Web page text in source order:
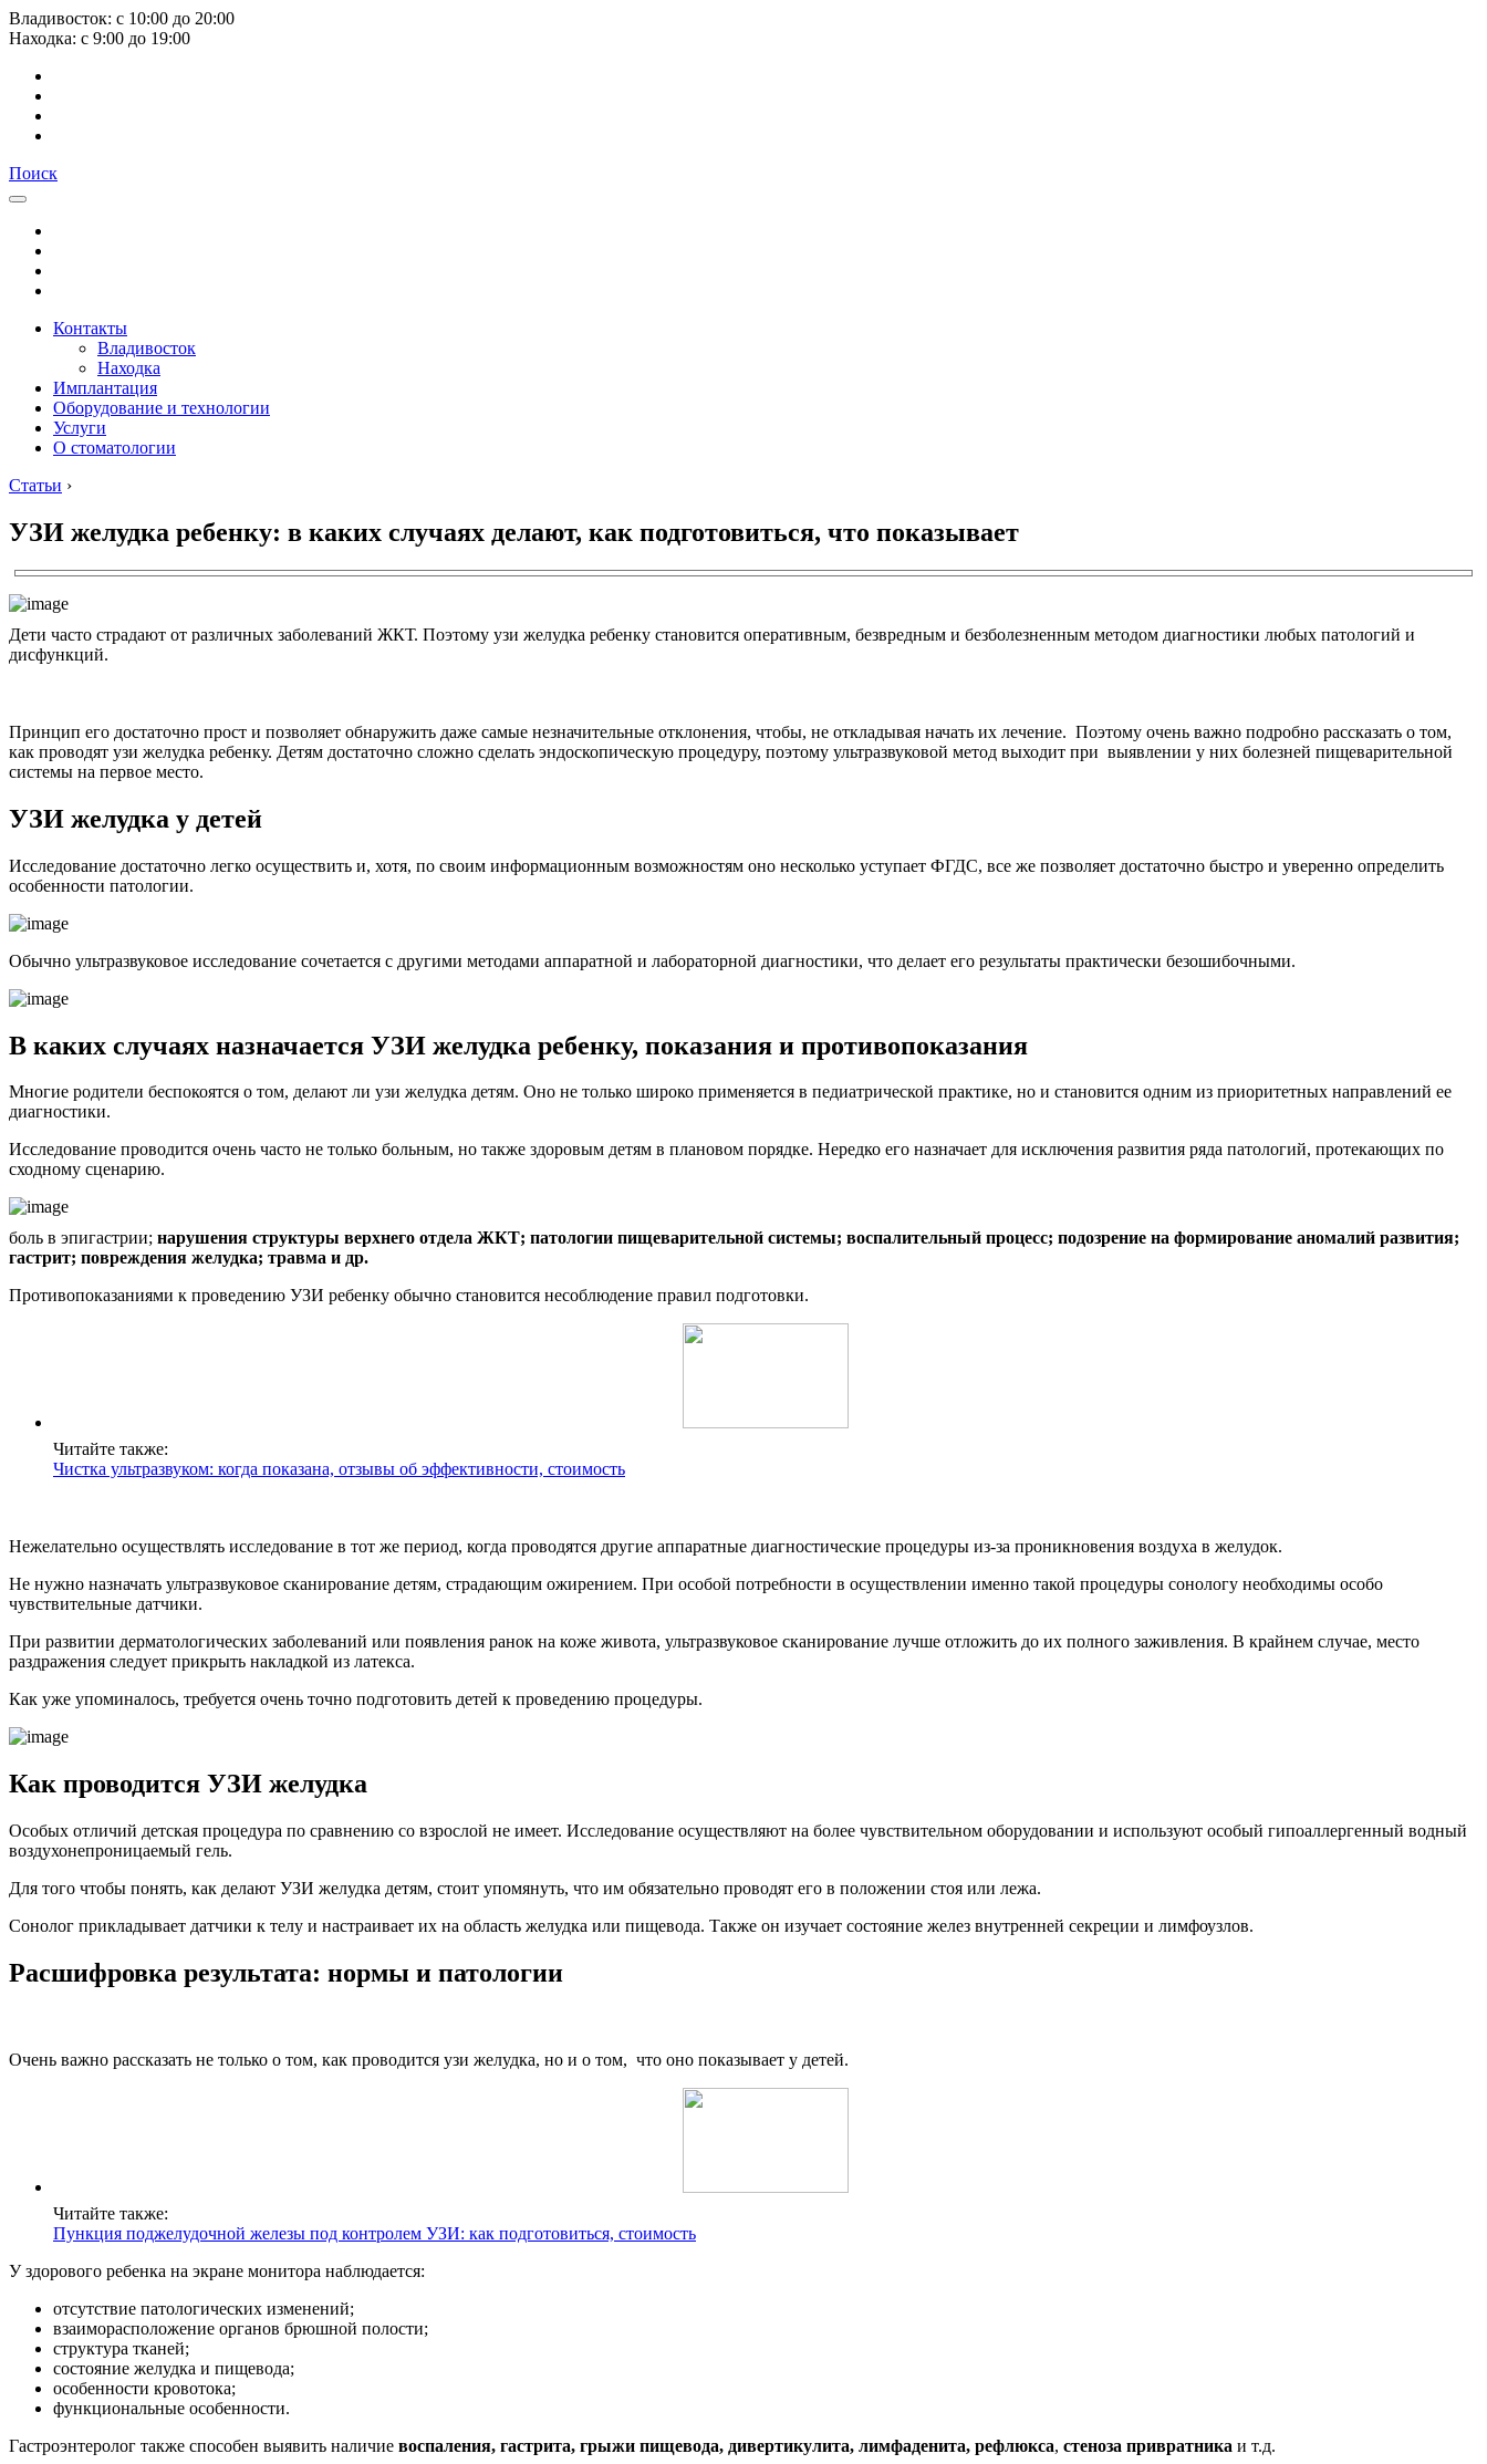
Владивосток: с 10:00 до 20:00
Находка: с 9:00 до 19:00
Поиск
Контакты
Владивосток
Находка
Имплантация
Оборудование и технологии
Услуги
О стоматологии
Статьи ›
УЗИ желудка ребенку: в каких случаях делают, как подготовиться, что показывает
Дети часто страдают от различных заболеваний ЖКТ. Поэтому узи желудка ребенку становится оперативным, безвредным и безболезненным методом диагностики любых патологий и
дисфункций.
Принцип его достаточно прост и позволяет обнаружить даже самые незначительные отклонения, чтобы, не откладывая начать их лечение. Поэтому очень важно подробно рассказать о том,
как проводят узи желудка ребенку. Детям достаточно сложно сделать эндоскопическую процедуру, поэтому ультразвуковой метод выходит при выявлении у них болезней пищеварительной
системы на первое место.
УЗИ желудка у детей
Исследование достаточно легко осуществить и, хотя, по своим информационным возможностям оно несколько уступает ФГДС, все же позволяет достаточно быстро и уверенно определить
особенности патологии.
Обычно ультразвуковое исследование сочетается с другими методами аппаратной и лабораторной диагностики, что делает его результаты практически безошибочными.
В каких случаях назначается УЗИ желудка ребенку, показания и противопоказания
Многие родители беспокоятся о том, делают ли узи желудка детям. Оно не только широко применяется в педиатрической практике, но и становится одним из приоритетных направлений ее
диагностики.
Исследование проводится очень часто не только больным, но также здоровым детям в плановом порядке. Нередко его назначает для исключения развития ряда патологий, протекающих по
сходному сценарию.
боль в эпигастрии; нарушения структуры верхнего отдела ЖКТ; патологии пищеварительной системы; воспалительный процесс; подозрение на формирование аномалий развития;
гастрит; повреждения желудка; травма и др.
Противопоказаниями к проведению УЗИ ребенку обычно становится несоблюдение правил подготовки.
Читайте также:
Чистка ультразвуком: когда показана, отзывы об эффективности, стоимость
Нежелательно осуществлять исследование в тот же период, когда проводятся другие аппаратные диагностические процедуры из-за проникновения воздуха в желудок.
Не нужно назначать ультразвуковое сканирование детям, страдающим ожирением. При особой потребности в осуществлении именно такой процедуры сонологу необходимы особо
чувствительные датчики.
При развитии дерматологических заболеваний или появления ранок на коже живота, ультразвуковое сканирование лучше отложить до их полного заживления. В крайнем случае, место
раздражения следует прикрыть накладкой из латекса.
Как уже упоминалось, требуется очень точно подготовить детей к проведению процедуры.
Как проводится УЗИ желудка
Особых отличий детская процедура по сравнению со взрослой не имеет. Исследование осуществляют на более чувствительном оборудовании и используют особый гипоаллергенный водный
воздухонепроницаемый гель.
Для того чтобы понять, как делают УЗИ желудка детям, стоит упомянуть, что им обязательно проводят его в положении стоя или лежа.
Сонолог прикладывает датчики к телу и настраивает их на область желудка или пищевода. Также он изучает состояние желез внутренней секреции и лимфоузлов.
Расшифровка результата: нормы и патологии
Очень важно рассказать не только о том, как проводится узи желудка, но и о том, что оно показывает у детей.
Читайте также:
Пункция поджелудочной железы под контролем УЗИ: как подготовиться, стоимость
У здорового ребенка на экране монитора наблюдается:
отсутствие патологических изменений;
взаиморасположение органов брюшной полости;
структура тканей;
состояние желудка и пищевода;
особенности кровотока;
функциональные особенности.
Гастроэнтеролог также способен выявить наличие воспаления, гастрита, грыжи пищевода, дивертикулита, лимфаденита, рефлюкса, стеноза привратника и т.д.